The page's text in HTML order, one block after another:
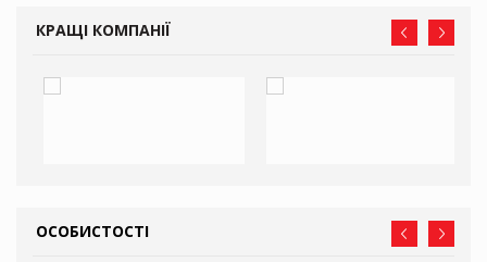
КРАЩІ КОМПАНІЇ
ОСОБИСТОСТІ